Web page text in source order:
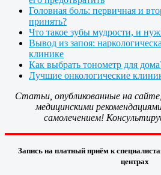
Головная боль: первичная и
принять?
Что такое зубы мудрости, и
Вывод из запоя:
клинике
Как выбрать тонометр для
Лучшие онкологические
Статьи, опубликованные на
медицинскими
самолечением!
Запись на платный приём к
центрах